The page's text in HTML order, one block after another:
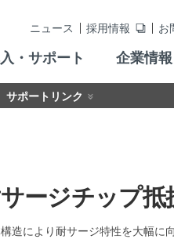
ニュース 採用情報 お
・サポート 企業情
サポートリンク
ージチップ
造により耐サージ特性を大幅